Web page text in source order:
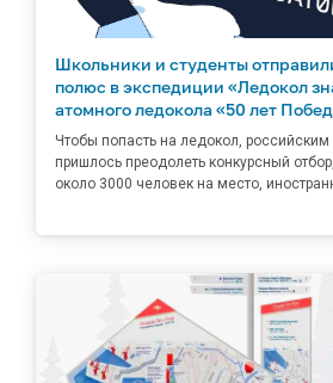
Школьники и студенты
полюс в экспедиции «Ледокол
атомного ледокола «50 лет
Чтобы попасть на ледокол, российским
пришлось преодолеть конкурсный
около 3000 человек на место,